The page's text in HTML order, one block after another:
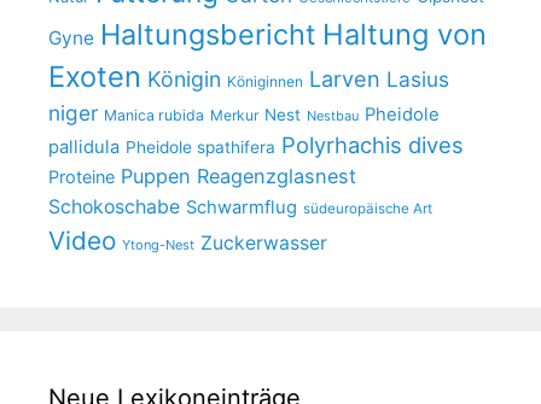
Gyne Haltungsbericht Haltung von
Exoten Königin Königinnen Larven Lasius
niger Manica rubida Merkur Nest Nestbau Pheidole
pallidula Pheidole spathifera Polyrhachis dives
Proteine Puppen Reagenzglasnest
Schokoschabe Schwarmflug südeuropäische Art
Video Ytong-Nest Zuckerwasser
Neue Lexikoneinträge